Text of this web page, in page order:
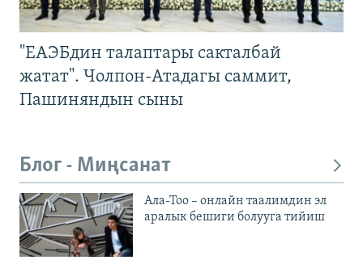
"ЕАЭБдин талаптары сакталбай
жатат". Чолпон-Атадагы саммит,
Пашиняндын сыны
Блог - Миңсанат
Ала-Тоо – онлайн таалимдин эл
аралык бешиги болууга тийиш